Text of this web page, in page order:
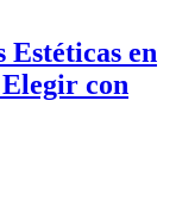
en
con